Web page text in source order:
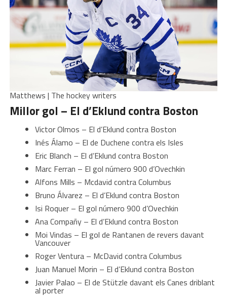
Matthews | The hockey writers
Millor gol – El d’Eklund contra Boston
Victor Olmos – El d’Eklund contra Boston
Inés Álamo – El de Duchene contra els Isles
Eric Blanch – El d’Eklund contra Boston
Marc Ferran – El gol número 900 d’Ovechkin
Alfons Mills – Mcdavid contra Columbus
Bruno Álvarez – El d’Eklund contra Boston
Isi Roquer – El gol número 900 d’Ovechkin
Ana Compañy – El d’Eklund contra Boston
Moi Vindas – El gol de Rantanen de revers davant
Vancouver
Roger Ventura – McDavid contra Columbus
Juan Manuel Morin – El d’Eklund contra Boston
Javier Palao – El de Stützle davant els Canes driblant
al porter